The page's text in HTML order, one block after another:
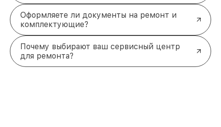
Оформляете ли документы на ремонт и
комплектующие?
Почему выбирают ваш сервисный центр
для ремонта?